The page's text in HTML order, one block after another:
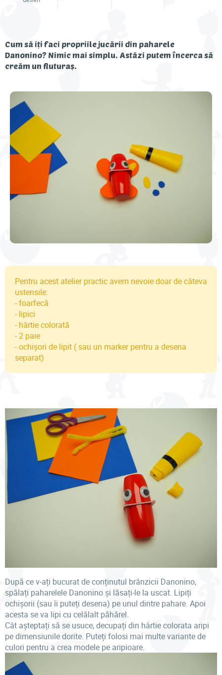
Descoperă Danonino
Cum să iți faci propriile jucării din paharele
Danonino? Nimic mai simplu. Astăzi putem încerca să
creăm un fluturaș.
Pentru acest atelier practic avem nevoie doar de câteva
ustensile:
- foarfecă
- lipici
- hârtie colorată
- 2 paie
- ochișori de lipit ( sau un marker pentru a desena
separat)
După ce v-ați bucurat de conținutul brânzicii Danonino,
spălați paharelele Danonino și lăsați-le la uscat. Lipiți
ochișorii (sau îi puteți desena) pe unul dintre pahare. Apoi
acesta se va lipi cu celălalt păhărel.
Cât așteptați să se usuce, decupați din hârtie colorata aripi
pe dimensiunile dorite. Puteți folosi mai multe variante de
culori pentru a crea modele pe aripioare.